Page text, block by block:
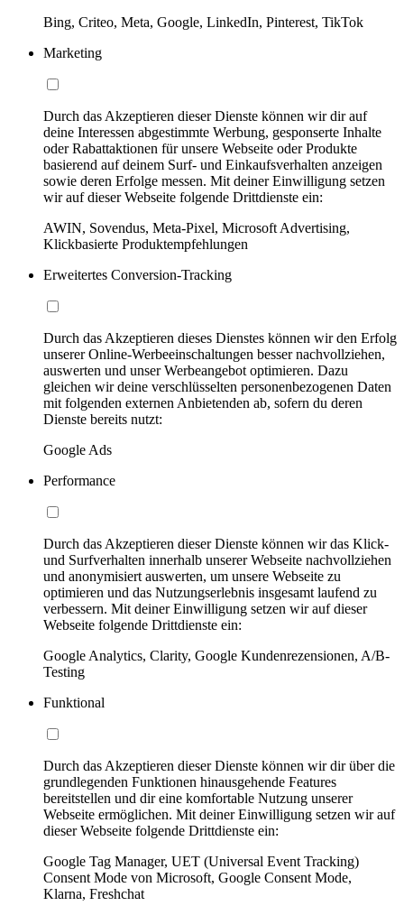
Bing, Criteo, Meta, Google, LinkedIn, Pinterest, TikTok
Marketing
Durch das Akzeptieren dieser Dienste können wir dir auf
deine Interessen abgestimmte Werbung, gesponserte Inhalte
oder Rabattaktionen für unsere Webseite oder Produkte
basierend auf deinem Surf- und Einkaufsverhalten anzeigen
sowie deren Erfolge messen. Mit deiner Einwilligung setzen
wir auf dieser Webseite folgende Drittdienste ein:
AWIN, Sovendus, Meta-Pixel, Microsoft Advertising,
Klickbasierte Produktempfehlungen
Erweitertes Conversion-Tracking
Durch das Akzeptieren dieses Dienstes können wir den Erfolg
unserer Online-Werbeeinschaltungen besser nachvollziehen,
auswerten und unser Werbeangebot optimieren. Dazu
gleichen wir deine verschlüsselten personenbezogenen Daten
mit folgenden externen Anbietenden ab, sofern du deren
Dienste bereits nutzt:
Google Ads
Performance
Durch das Akzeptieren dieser Dienste können wir das Klick-
und Surfverhalten innerhalb unserer Webseite nachvollziehen
und anonymisiert auswerten, um unsere Webseite zu
optimieren und das Nutzungserlebnis insgesamt laufend zu
verbessern. Mit deiner Einwilligung setzen wir auf dieser
Webseite folgende Drittdienste ein:
Google Analytics, Clarity, Google Kundenrezensionen, A/B-
Testing
Funktional
Durch das Akzeptieren dieser Dienste können wir dir über die
grundlegenden Funktionen hinausgehende Features
bereitstellen und dir eine komfortable Nutzung unserer
Webseite ermöglichen. Mit deiner Einwilligung setzen wir auf
dieser Webseite folgende Drittdienste ein:
Google Tag Manager, UET (Universal Event Tracking)
Consent Mode von Microsoft, Google Consent Mode,
Klarna, Freshchat